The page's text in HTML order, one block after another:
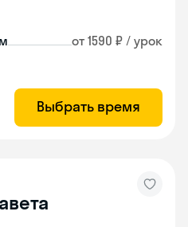
от 1590 ₽ / урок
Выбрать время